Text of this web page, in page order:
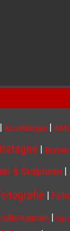
| Ausstellungen |
|
& Skulpturen |
|
|